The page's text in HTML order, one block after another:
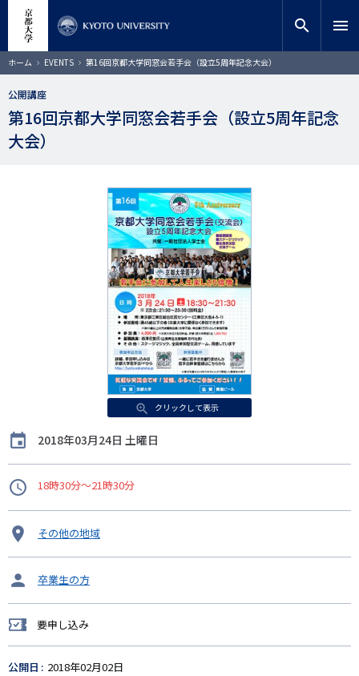
コ
ン
ン
ツ
に
移
サイト内検索 search menu
ホーム EVENTS 第16回京都大学同窓会若手会（設立5周年記念大会）
公開講座
第16回京都大学同窓会若手会（設立5周年記念
大会）
クリックして表示
開
催
日
2018年03月24日 土曜日
時
18時30分～21時30分
開
催
地
その他の地域
タ
ッ
ト
卒業生の方
要
申
し
要申し込み
公開日 2018年02月02日